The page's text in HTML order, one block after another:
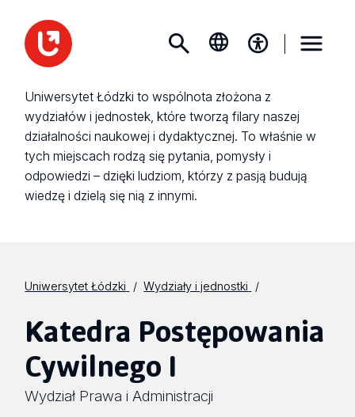
Uniwersytet Łódzki to wspólnota złożona z
wydziałów i jednostek, które tworzą filary naszej
działalności naukowej i dydaktycznej. To właśnie w
tych miejscach rodzą się pytania, pomysły i
odpowiedzi – dzięki ludziom, którzy z pasją budują
wiedzę i dzielą się nią z innymi.
Uniwersytet Łódzki Wydziały i jednostki
Katedra Postępowania
Cywilnego I
Wydział Prawa i Administracji